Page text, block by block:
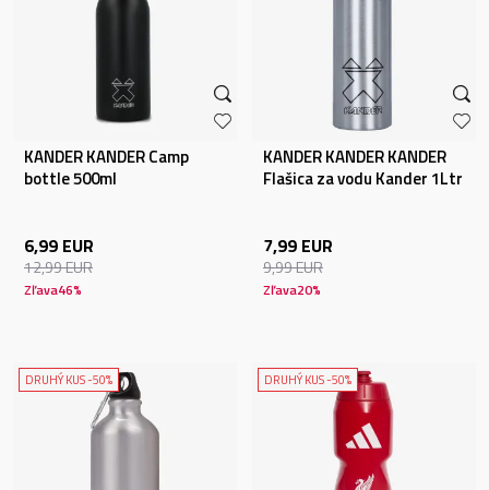
KANDER KANDER Camp
bottle 500ml
6,99 EUR
12,99EUR
Zľava46%
KANDER KANDER KANDER
Flašica za vodu Kander 1Ltr
7,99 EUR
9,99EUR
Zľava20%
DRUHÝ KUS -50% DRUHÝ KUS -50%